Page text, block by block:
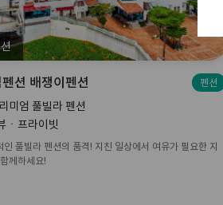
션 배쟁이펜션 펜션
미엄 풀빌라 펜션
ㆍ프라이빗
인 풀빌라 펜션의 품격! 지친 일상에서 여유가 필요한 지
께하세요!